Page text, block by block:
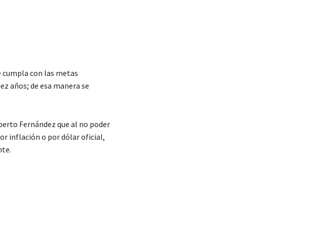
cumpla con las metas
años; de esa manera se
Fernández que al no poder
inflación o por dólar oficial,